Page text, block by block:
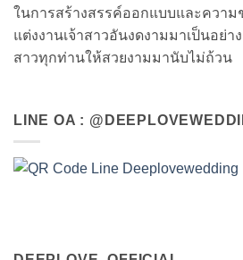
ในการสร้างสรรค์ออกแบบและควา
แต่งงานเจ้าสาวอันงดงามมาเป็นอย่า
สาวทุกท่านให้สวยงามมานับไม่ถ้วน
LINE OA :